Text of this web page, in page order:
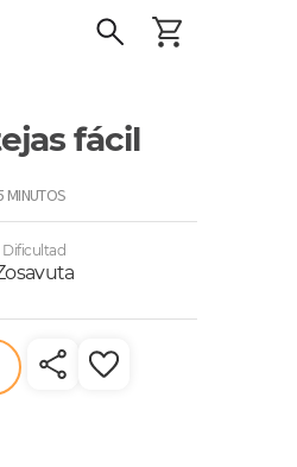
fácil
MINUTOS
Dificultad